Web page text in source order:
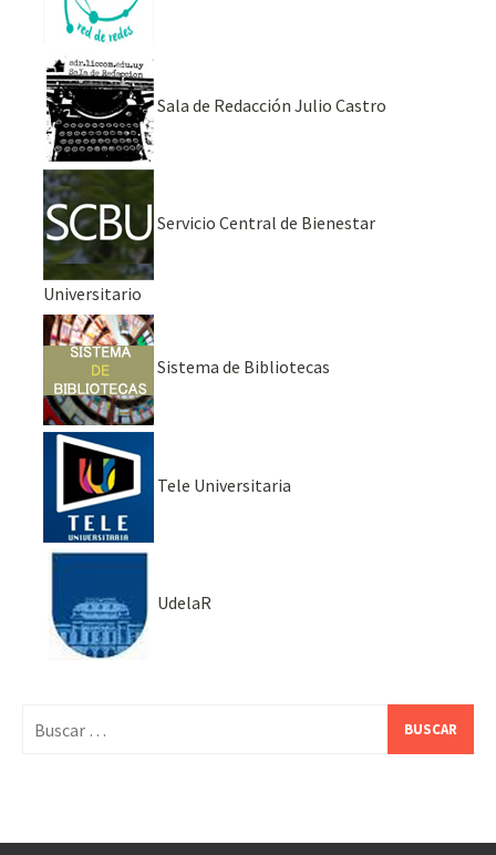
Sala de Redacción Julio Castro
Servicio Central de Bienestar
Universitario
Sistema de Bibliotecas
Tele Universitaria
UdelaR